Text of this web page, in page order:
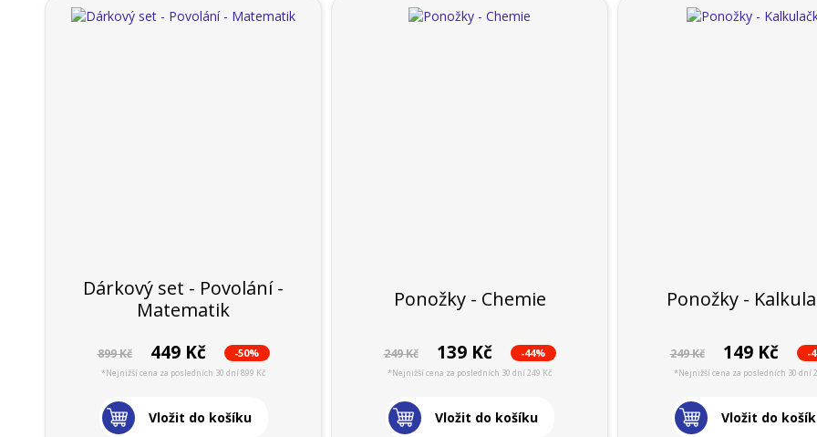
Dárkový set - Povolání -
Matematik
899 Kč 449 Kč -50%
*Nejnižší cena za posledních 30 dní 899 Kč
Vložit do košíku
Ponožky - Chemie
249 Kč 139 Kč -44%
*Nejnižší cena za posledních 30 dní 249 Kč
Vložit do košíku
Ponožky -
249 Kč 149 Kč -
*Nejnižší cena za posledních 30 dní
Vložit do